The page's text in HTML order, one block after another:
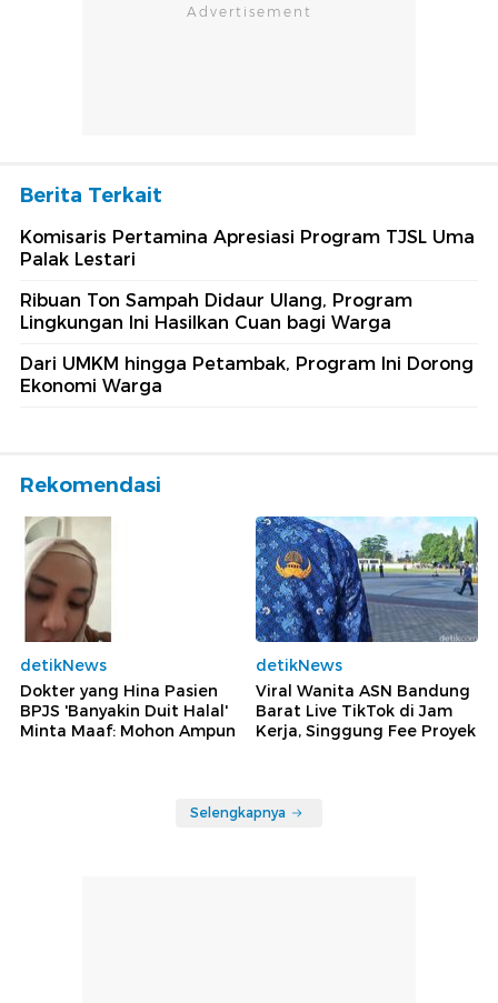
Berita Terkait
Komisaris Pertamina Apresiasi Program TJSL Uma
Palak Lestari
Ribuan Ton Sampah Didaur Ulang, Program
Lingkungan Ini Hasilkan Cuan bagi Warga
Dari UMKM hingga Petambak, Program Ini Dorong
Ekonomi Warga
Rekomendasi
detikNews
Dokter yang Hina Pasien
BPJS 'Banyakin Duit Halal'
Minta Maaf: Mohon Ampun
detikNews
Viral Wanita ASN Bandung
Barat Live TikTok di Jam
Kerja, Singgung Fee Proyek
Selengkapnya